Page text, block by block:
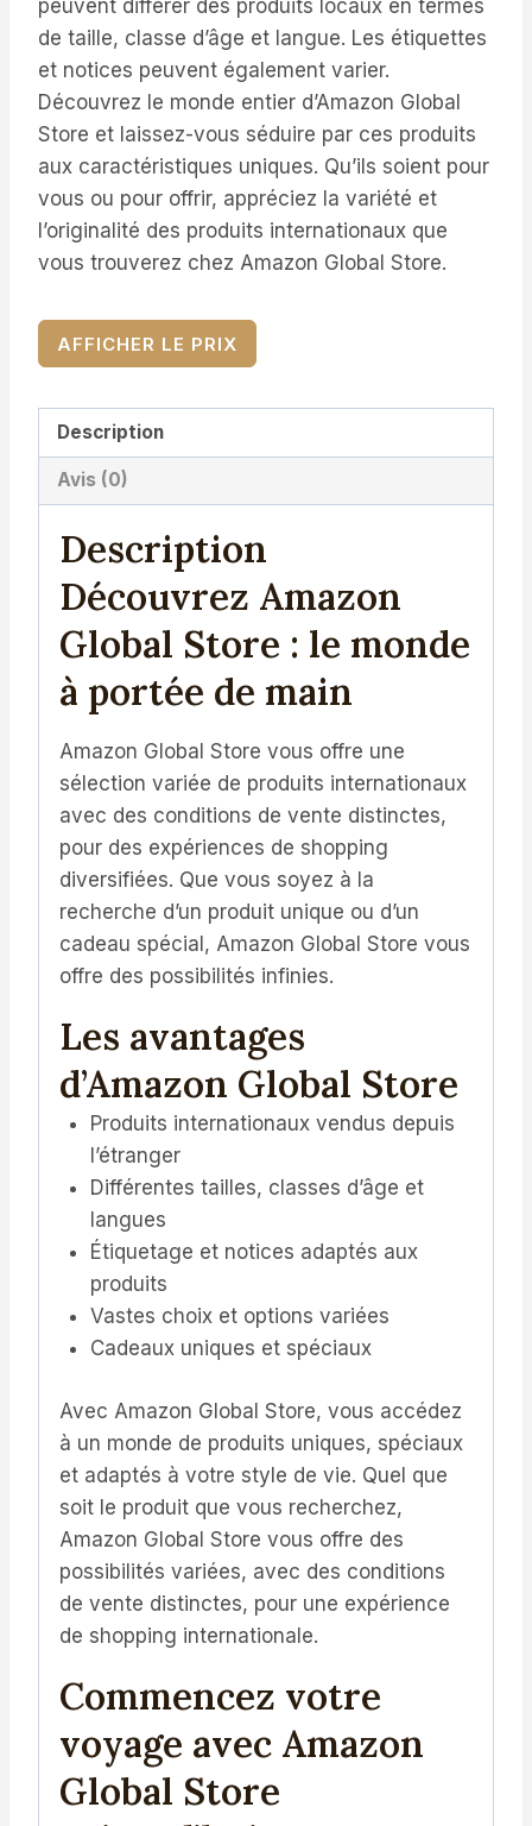
peuvent différer des produits locaux en termes
de taille, classe d’âge et langue. Les étiquettes
et notices peuvent également varier.
Découvrez le monde entier d’Amazon Global
Store et laissez-vous séduire par ces produits
aux caractéristiques uniques. Qu’ils soient pour
vous ou pour offrir, appréciez la variété et
l’originalité des produits internationaux que
vous trouverez chez Amazon Global Store.
AFFICHER LE PRIX
Description
Avis (0)
Description
Découvrez Amazon
Global Store : le monde
à portée de main
Amazon Global Store vous offre une
sélection variée de produits internationaux
avec des conditions de vente distinctes,
pour des expériences de shopping
diversifiées. Que vous soyez à la
recherche d’un produit unique ou d’un
cadeau spécial, Amazon Global Store vous
offre des possibilités infinies.
Les avantages
d’Amazon Global Store
Produits internationaux vendus depuis
l’étranger
Différentes tailles, classes d’âge et
langues
Étiquetage et notices adaptés aux
produits
Vastes choix et options variées
Cadeaux uniques et spéciaux
Avec Amazon Global Store, vous accédez
à un monde de produits uniques, spéciaux
et adaptés à votre style de vie. Quel que
soit le produit que vous recherchez,
Amazon Global Store vous offre des
possibilités variées, avec des conditions
de vente distinctes, pour une expérience
de shopping internationale.
Commencez votre
voyage avec Amazon
Global Store